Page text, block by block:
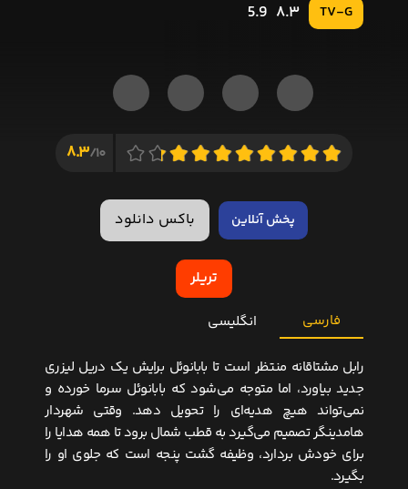
TV-G
8.3
5.9
10/
8.3
پخش آنلاین باکس دانلود
تریلر
فارسی انگلیسی
رابل مشتاقانه منتظر است تا بابانوئل برایش یک دریل لیزری
جدید بیاورد، اما متوجه می‌شود که بابانوئل سرما خورده و
نمی‌تواند هیچ هدیه‌ای را تحویل دهد. وقتی شهردار
هامدینگر تصمیم می‌گیرد به قطب شمال برود تا همه هدایا را
برای خودش بردارد، وظیفه گشت پنجه است که جلوی او را
بگیرد.